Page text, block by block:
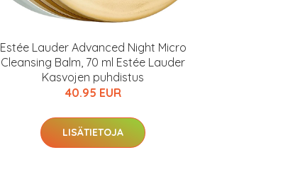
Estée Lauder Advanced Night Micro
Cleansing Balm, 70 ml Estée Lauder
Kasvojen puhdistus
40.95 EUR
LISÄTIETOJA